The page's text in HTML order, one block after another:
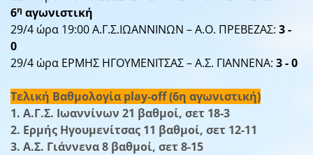
6η αγωνιστική
29/4 ώρα 19:00 Α.Γ.Σ.ΙΩΑΝΝΙΝΩΝ – Α.Ο. ΠΡΕΒΕΖΑΣ: 3 -
0
29/4 ώρα ΕΡΜΗΣ ΗΓΟΥΜΕΝΙΤΣΑΣ – Α.Σ. ΓΙΑΝΝΕΝΑ: 3 - 0
Τελική Βαθμολογία play-off (6η αγωνιστική)
1. Α.Γ.Σ. Ιωαννίνων 21 βαθμοί, σετ 18-3
2. Ερμής Ηγουμενίτσας 11 βαθμοί, σετ 12-11
3. Α.Σ. Γιάννενα 8 βαθμοί, σετ 8-15